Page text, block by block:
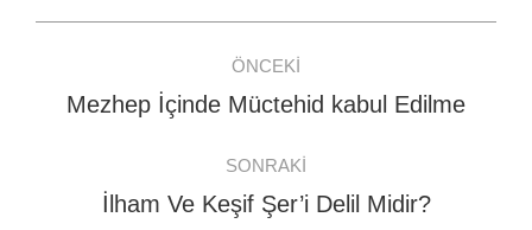
navigation
ÖNCEKI
Previous
Mezhep İçinde Müctehid kabul Edilme
SONRAKI
Next
İlham Ve Keşif Şer’i Delil Midir?